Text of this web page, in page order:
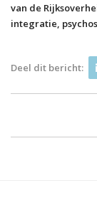
van de
integratie,
Deel dit bericht: